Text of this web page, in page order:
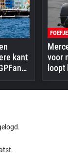
kant
voor
loopt